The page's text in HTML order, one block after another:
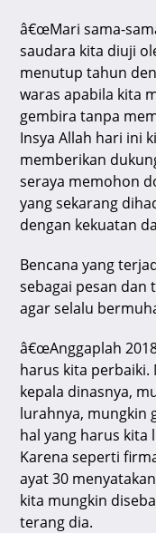
â€œMari sama-
saudara kita diuji
menutup tahun
waras apabila kita
gembira tanpa
Insya Allah hari ini
memberikan
seraya memohon
yang sekarang
dengan kekuatan
Bencana yang
sebagai pesan dan
agar selalu
â€œAnggaplah
harus kita perbaiki.
kepala dinasnya,
lurahnya, mungkin
hal yang harus kita
Karena seperti
ayat 30
kita mungkin
terang dia.